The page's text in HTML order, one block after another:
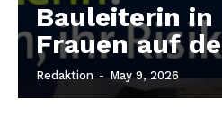
Bauleiterin in
Frauen auf
Redaktion - May 9, 2026